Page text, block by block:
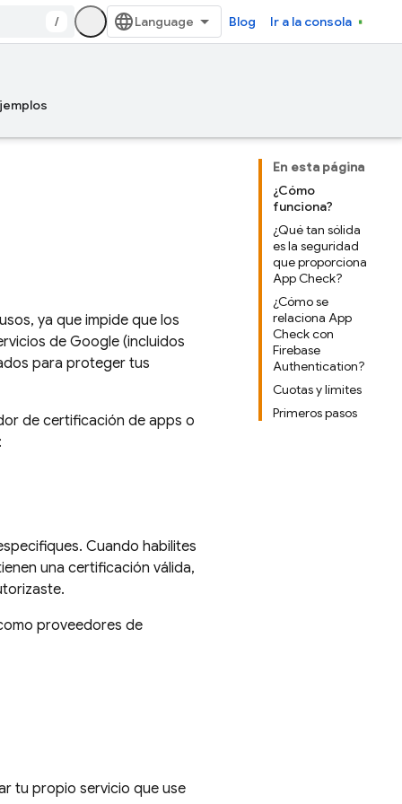
/ Blog Ir a la consola
En esta página
¿Cómo
funciona?
¿Qué tan sólida
es la seguridad
que proporciona
App Check?
¿Cómo se
relaciona App
Check con
Firebase
Authentication?
Cuotas y límites
Primeros pasos
ya que impide que los
de Google (incluidos
para proteger tus
de certificación de apps o
Cuando habilites
una certificación válida,
proveedores de
tu propio servicio que use